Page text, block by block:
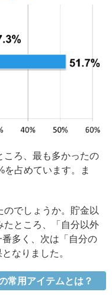
ころ、最も多かったの
占めています。ま
でしょうか。貯金以
たところ、「自分以外
多く、次は「自分の
なりました。
常用アイテムとは？